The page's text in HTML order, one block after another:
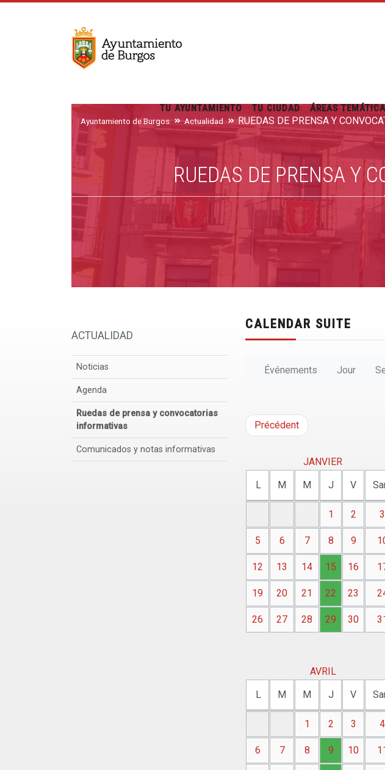
TU AYUNTAMIENTO TU CIUDAD ÁREAS
Ayuntamiento de Burgos Actualidad
RUEDAS DE PRENSA Y
ACTUALIDAD
Noticias
Agenda
Ruedas de prensa y convocatorias
informativas
Comunicados y notas informativas
CALENDAR SUITE
Événements Jour
Précédent
JANVIER
L
M M J V
1 2 3
5 6 7 8 9
12 13 14 15 16
19 20 21 22 23
26 27 28 29 30
AVRIL
L
M M J V
1 2 3 4
6 7 8 9 10